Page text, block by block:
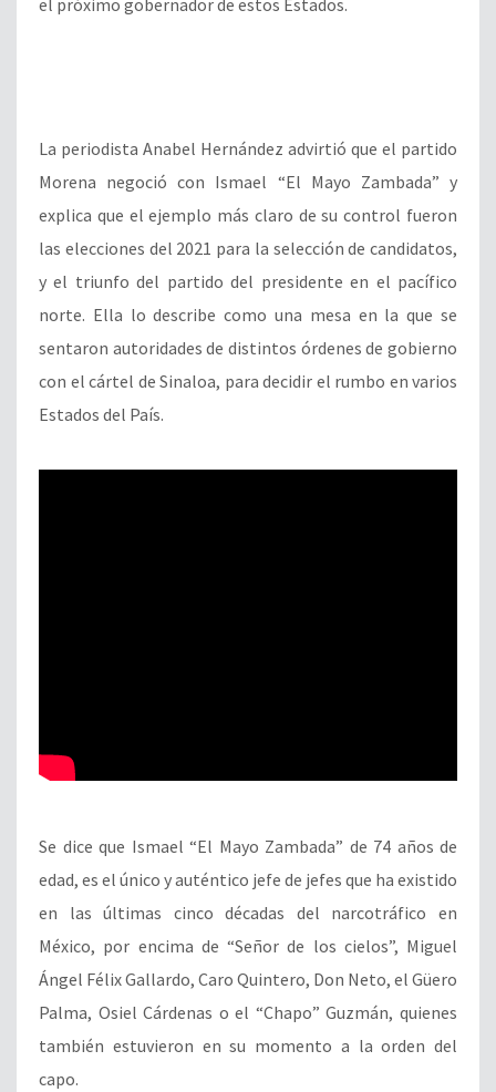
La periodista Anabel Hernández advirtió que el partido
Morena negoció con Ismael “El Mayo Zambada” y
explica que el ejemplo más claro de su control fueron
las elecciones del 2021 para la selección de candidatos,
y el triunfo del partido del presidente en el pacífico
norte. Ella lo describe como una mesa en la que se
sentaron autoridades de distintos órdenes de gobierno
con el cártel de Sinaloa, para decidir el rumbo en varios
Estados del País.
Se dice que Ismael “El Mayo Zambada” de 74 años de
edad, es el único y auténtico jefe de jefes que ha existido
en las últimas cinco décadas del narcotráfico en
México, por encima de “Señor de los cielos”, Miguel
Ángel Félix Gallardo, Caro Quintero, Don Neto, el Güero
Palma, Osiel Cárdenas o el “Chapo” Guzmán, quienes
también estuvieron en su momento a la orden del
capo.